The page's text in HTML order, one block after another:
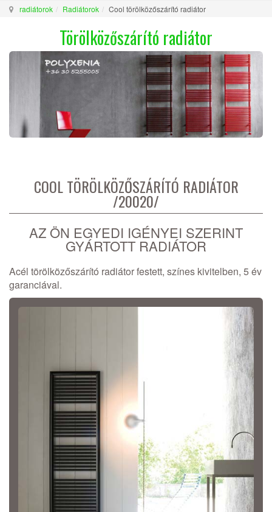
radiátorok Radiátorok Cool törölközőszárító radiátor
Törölközőszárító radiátor
COOL TÖRÖLKÖZŐSZÁRÍTÓ RADIÁTOR
/20020/
AZ ÖN EGYEDI IGÉNYEI SZERINT
GYÁRTOTT RADIÁTOR
Acél törölközőszárító radiátor festett, színes kivitelben, 5 év
garanciával.